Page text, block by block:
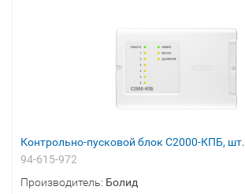
Контрольно-пусковой блок С2000-КПБ, шт.
94-615-972
Производитель: Болид